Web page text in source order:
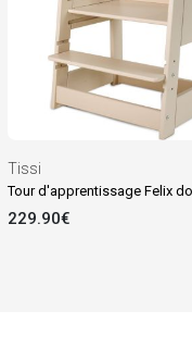
Tissi
229.90€